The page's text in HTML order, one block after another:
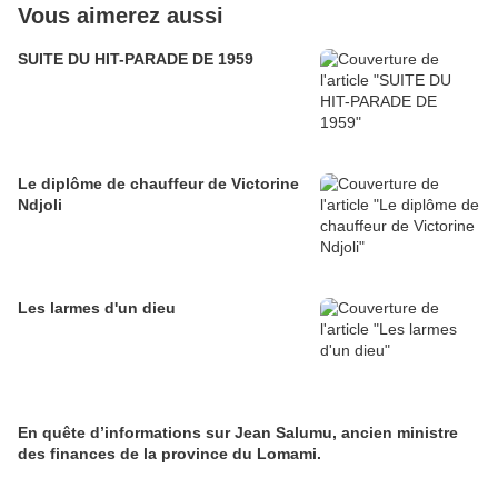
Vous aimerez aussi
SUITE DU HIT-PARADE DE 1959
Le diplôme de chauffeur de Victorine
Ndjoli
Les larmes d'un dieu
En quête d’informations sur Jean Salumu, ancien ministre
des finances de la province du Lomami.